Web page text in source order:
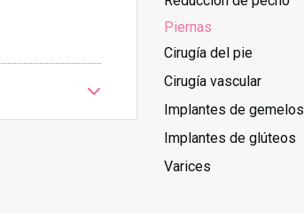
Piernas
Cirugía del pie
Cirugía vascular
Implantes de gemelos
Implantes de glúteos
Varices